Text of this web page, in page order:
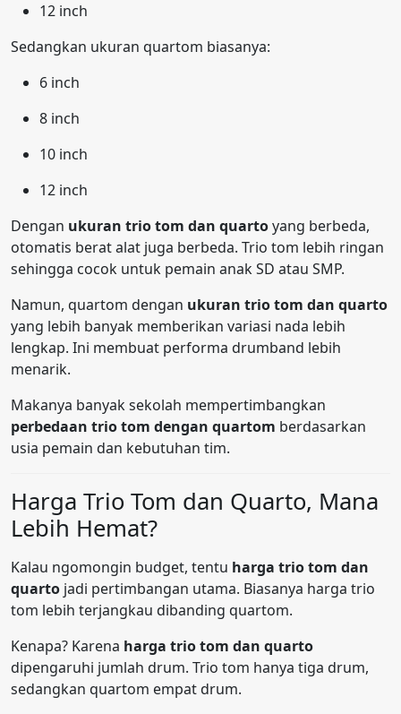
12 inch
Sedangkan ukuran quartom biasanya:
6 inch
8 inch
10 inch
12 inch
Dengan ukuran trio tom dan quartoyang berbeda,
otomatis berat alat juga berbeda. Trio tom lebih ringan
sehingga cocok untuk pemain anak SD atau SMP.
Namun, quartom dengan ukuran trio tom dan quarto
yang lebih banyak memberikan variasi nada lebih
lengkap. Ini membuat performa drumband lebih
menarik.
Makanya banyak sekolah mempertimbangkan
perbedaan trio tom dengan quartom berdasarkan
usia pemain dan kebutuhan tim.
Harga Trio Tom dan Quarto, Mana
Lebih Hemat?
Kalau ngomongin budget, tentu harga trio tom dan
quarto jadi pertimbangan utama. Biasanya harga trio
tom lebih terjangkau dibanding quartom.
Kenapa? Karena harga trio tom dan quarto
dipengaruhi jumlah drum. Trio tom hanya tiga drum,
sedangkan quartom empat drum.